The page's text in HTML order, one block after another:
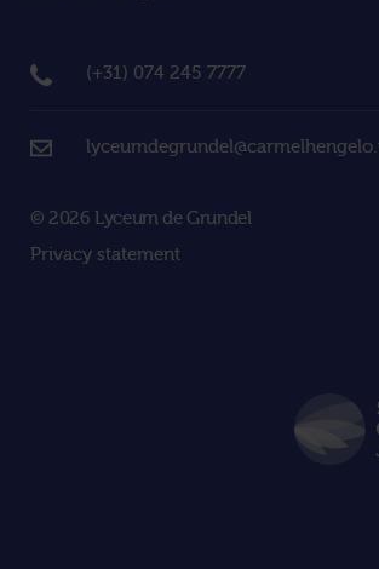
(+31) 074 245 7777
© 2026 Lyceum de Grundel
Privacy statement